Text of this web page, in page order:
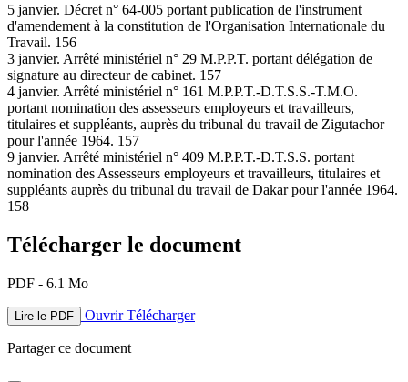
5 janvier. Décret n° 64-005 portant publication de l'instrument
d'amendement à la constitution de l'Organisation Internationale du
Travail. 156
3 janvier. Arrêté ministériel n° 29 M.P.P.T. portant délégation de
signature au directeur de cabinet. 157
4 janvier. Arrêté ministériel n° 161 M.P.P.T.-D.T.S.S.-T.M.O.
portant nomination des assesseurs employeurs et travailleurs,
titulaires et suppléants, auprès du tribunal du travail de Zigutachor
pour l'année 1964. 157
9 janvier. Arrêté ministériel n° 409 M.P.P.T.-D.T.S.S. portant
nomination des Assesseurs employeurs et travailleurs, titulaires et
suppléants auprès du tribunal du travail de Dakar pour l'année 1964.
158
Télécharger le document
PDF - 6.1 Mo
Lire le PDF OuvrirTélécharger
Partager ce document